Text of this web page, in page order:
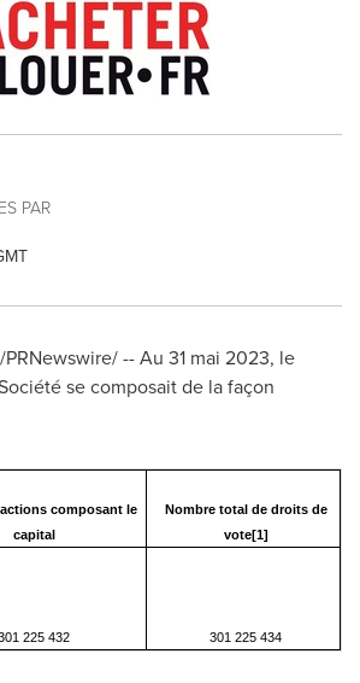
PAR
/PRNewswire/ -- Au 31 mai 2023, le
se composait de la façon
composant le
capital
Nombre total de droits de
vote[1]
225 432 301 225 434